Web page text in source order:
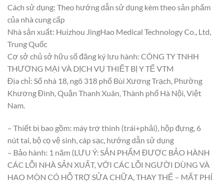
Cách sử dụng: Theo hướng dẫn sử dụng kèm theo sản phẩm
của nhà cung cấp
Nhà sản xuất: Huizhou JingHao Medical Technology Co., Ltd,
Trung Quốc
Cơ sở chủ sở hữu số đăng ký lưu hành: CÔNG TY TNHH
THƯƠNG MẠI VÀ DỊCH VỤ THIẾT BỊ Y TẾ VTM
Địa chỉ: Số nhà 18, ngõ 318 phố Bùi Xương Trạch, Phường
Khương Đình, Quận Thanh Xuân, Thành phố Hà Nội, Việt
Nam.
– Thiết bị bao gồm: máy trợ thính (trái+phải), hộp đựng, 6
nút tai, bộ cọ vệ sinh, cáp sạc, hướng dẫn sử dụng
– Bảo hành: 1 năm (LƯU Ý: SẢN PHẨM ĐƯỢC BẢO HÀNH
CÁC LỖI NHÀ SẢN XUẤT, VỚI CÁC LỖI NGƯỜI DÙNG VÀ
HAO MÒN CÓ HỖ TRỢ SỬA CHỮA, THAY THẾ – MẤT PHÍ